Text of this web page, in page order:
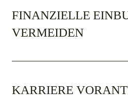
FINANZIELLE
ERMEIDEN
KARRIERE